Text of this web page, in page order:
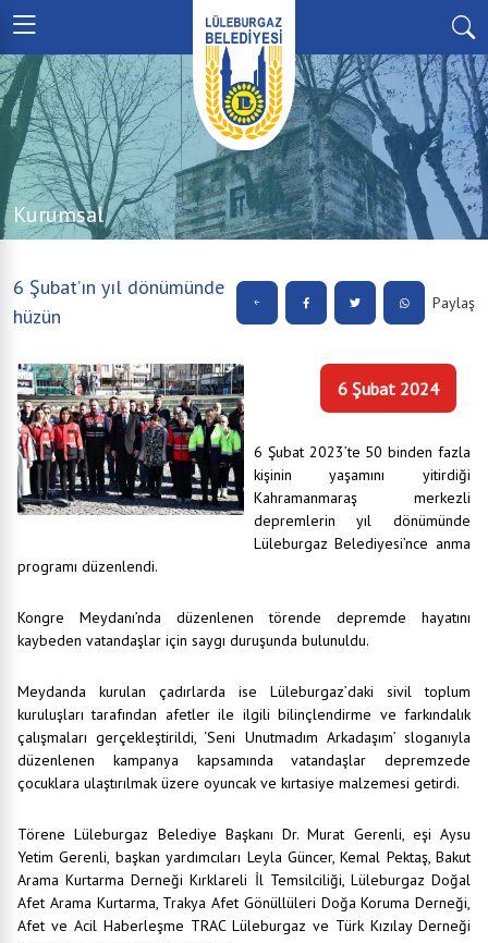
Kurumsal
6 Şubat’ın yıl dönümünde
hüzün
Paylaş
6 Şubat 2024
6 Şubat 2023’te 50 binden fazla
kişinin yaşamını yitirdiği
Kahramanmaraş merkezli
depremlerin yıl dönümünde
Lüleburgaz Belediyesi’nce anma
programı düzenlendi.
Kongre Meydanı’nda düzenlenen törende depremde hayatını
kaybeden vatandaşlar için saygı duruşunda bulunuldu.
Meydanda kurulan çadırlarda ise Lüleburgaz’daki sivil toplum
kuruluşları tarafından afetler ile ilgili bilinçlendirme ve farkındalık
çalışmaları gerçekleştirildi, ‘Seni Unutmadım Arkadaşım’ sloganıyla
düzenlenen kampanya kapsamında vatandaşlar depremzede
çocuklara ulaştırılmak üzere oyuncak ve kırtasiye malzemesi getirdi.
Törene Lüleburgaz Belediye Başkanı Dr. Murat Gerenli, eşi Aysu
Yetim Gerenli, başkan yardımcıları Leyla Güncer, Kemal Pektaş, Bakut
Arama Kurtarma Derneği Kırklareli İl Temsilciliği, Lüleburgaz Doğal
Afet Arama Kurtarma, Trakya Afet Gönüllüleri Doğa Koruma Derneği,
Afet ve Acil Haberleşme TRAC Lüleburgaz ve Türk Kızılay Derneği